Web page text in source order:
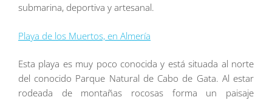
submarina, deportiva y artesanal.
Playa de los Muertos, en Almería
Esta playa es muy poco conocida y está situada al norte
del conocido Parque Natural de Cabo de Gata. Al estar
rodeada de montañas rocosas forma un paisaje